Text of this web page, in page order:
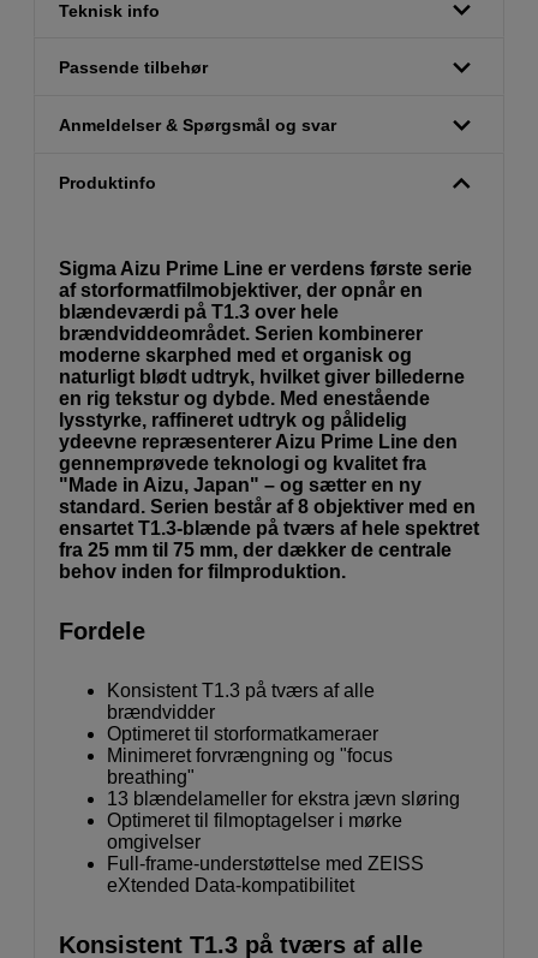
Teknisk info
Passende tilbehør
Anmeldelser & Spørgsmål og svar
Produktinfo
Sigma Aizu Prime Line er verdens første serie
af storformatfilmobjektiver, der opnår en
blændeværdi på T1.3 over hele
brændviddeområdet. Serien kombinerer
moderne skarphed med et organisk og
naturligt blødt udtryk, hvilket giver billederne
en rig tekstur og dybde. Med enestående
lysstyrke, raffineret udtryk og pålidelig
ydeevne repræsenterer Aizu Prime Line den
gennemprøvede teknologi og kvalitet fra
"Made in Aizu, Japan" – og sætter en ny
standard. Serien består af 8 objektiver med en
ensartet T1.3-blænde på tværs af hele spektret
fra 25 mm til 75 mm, der dækker de centrale
behov inden for filmproduktion.
Fordele
Konsistent T1.3 på tværs af alle
brændvidder
Optimeret til storformatkameraer
Minimeret forvrængning og "focus
breathing"
13 blændelameller for ekstra jævn sløring
Optimeret til filmoptagelser i mørke
omgivelser
Full-frame-understøttelse med ZEISS
eXtended Data-kompatibilitet
Konsistent T1.3 på tværs af alle